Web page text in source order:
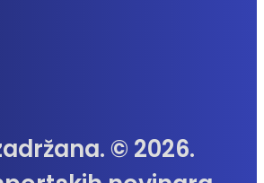
© 2026.